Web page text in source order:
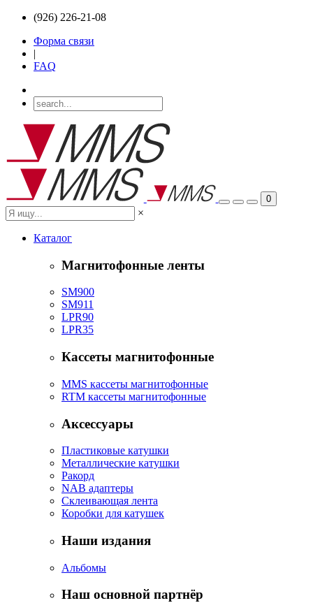
(926) 226-21-08
Форма связи
|
FAQ
0
×
Каталог
Магнитофонные ленты
SM900
SM911
LPR90
LPR35
Кассеты магнитофонные
MMS кассеты магнитофонные
RTM кассеты магнитофонные
Аксессуары
Пластиковые катушки
Металлические катушки
Ракорд
NAB адаптеры
Склеивающая лента
Коробки для катушек
Наши издания
Альбомы
Наш основной партнёр